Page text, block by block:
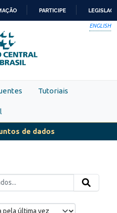
PARA
O
CONTEÚDO
PARTICIPE
ENGLISH
Tutoriais
de dados